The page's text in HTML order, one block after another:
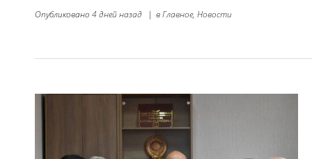
Опубликовано 4 дней назад | вГлавное, Новости